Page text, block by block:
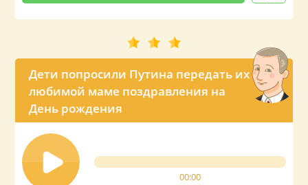
Дети попросили Путина передать их
любимой маме поздравления на
День рождения
00:00